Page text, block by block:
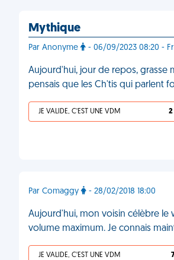
Mythique
Par Anonyme - 06/09/2023 08:20 -
Aujourd'hui, jour de repos, grasse
pensais que les Ch'tis qui parlent
JE VALIDE, C'EST UNE VDM 2
Par Comaggy - 28/02/2018 18:00
Aujourd'hui, mon voisin célèbre le
volume maximum. Je connais
JE VALIDE, C'EST UNE VDM